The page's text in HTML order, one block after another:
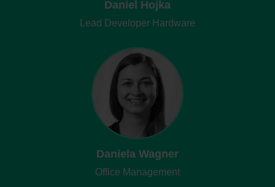
Daniel Hojka
Lead Developer Hardware
Daniela Wagner
Office Management